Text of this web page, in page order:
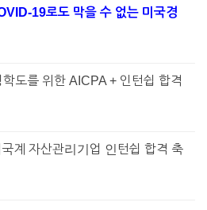
19로도 막을 수 없는 미국경
도를 위한 AICPA + 인턴쉽 합격
계 자산관리기업 인턴쉽 합격 축